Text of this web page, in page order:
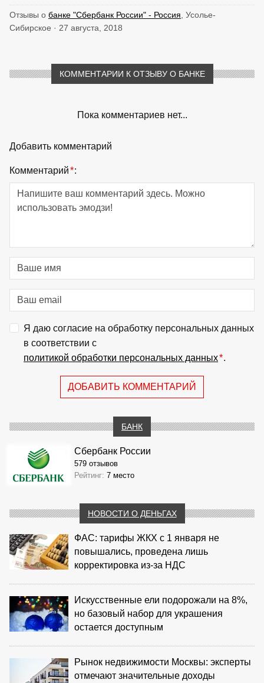
Отзывы о банке "Сбербанк России" - Россия , Усолье-
Сибирское · 27 августа, 2018
КОММЕНТАРИИ К ОТЗЫВУ О БАНКЕ
Пока комментариев нет...
Добавить комментарий
Комментарий*:
Я даю согласие на обработку персональных данных
в соответствии с
политикой обработки персональных данных*.
ДОБАВИТЬ КОММЕНТАРИЙ
БАНК
Сбербанк России
579 отзывов
Рейтинг: 7 место
НОВОСТИ О ДЕНЬГАХ
ФАС: тарифы ЖКХ с 1 января не
повышались, проведена лишь
корректировка из‑за НДС
Искусственные ели подорожали на 8%,
но базовый набор для украшения
остается доступным
Рынок недвижимости Москвы: эксперты
отмечают значительные доходы